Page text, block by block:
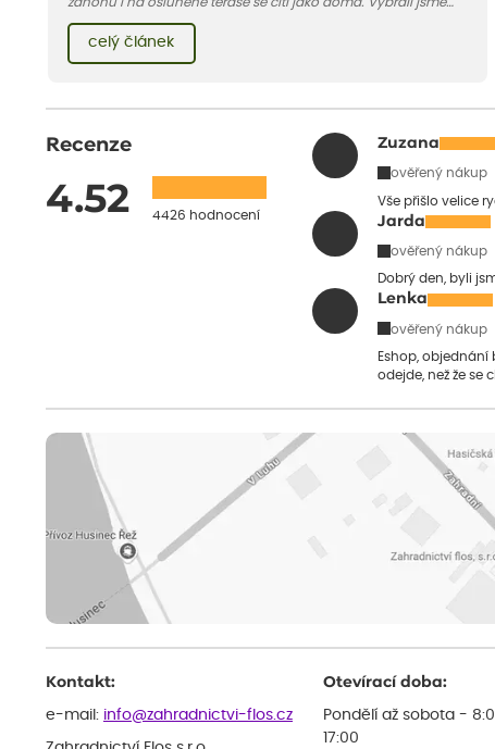
pro vás 11 tipů na odolné druhy, které zvládnou horké a suché
léto bez pravidelné zálivky. Pojďme se podívat, které to jsou.
celý článek
Recenze
4.52 4426 hodnocení
Zuzana
ověřený nákup
Vše přišlo velice
Jarda
ověřený nákup
Dobrý den, byli
Lenka
ověřený nákup
Eshop, objednání
odejde, než že se
Kontakt:
e-mail: info@zahradnictvi-flos.cz
Otevírací doba:
Pondělí až sobota -
17:00